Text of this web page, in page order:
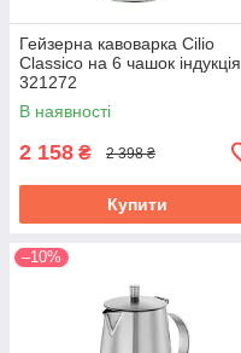
Гейзерна кавоварка Cilio
Classico на 6 чашок індукція
321272
В наявності
2 158 ₴ 2 398 ₴
Купити
–10%